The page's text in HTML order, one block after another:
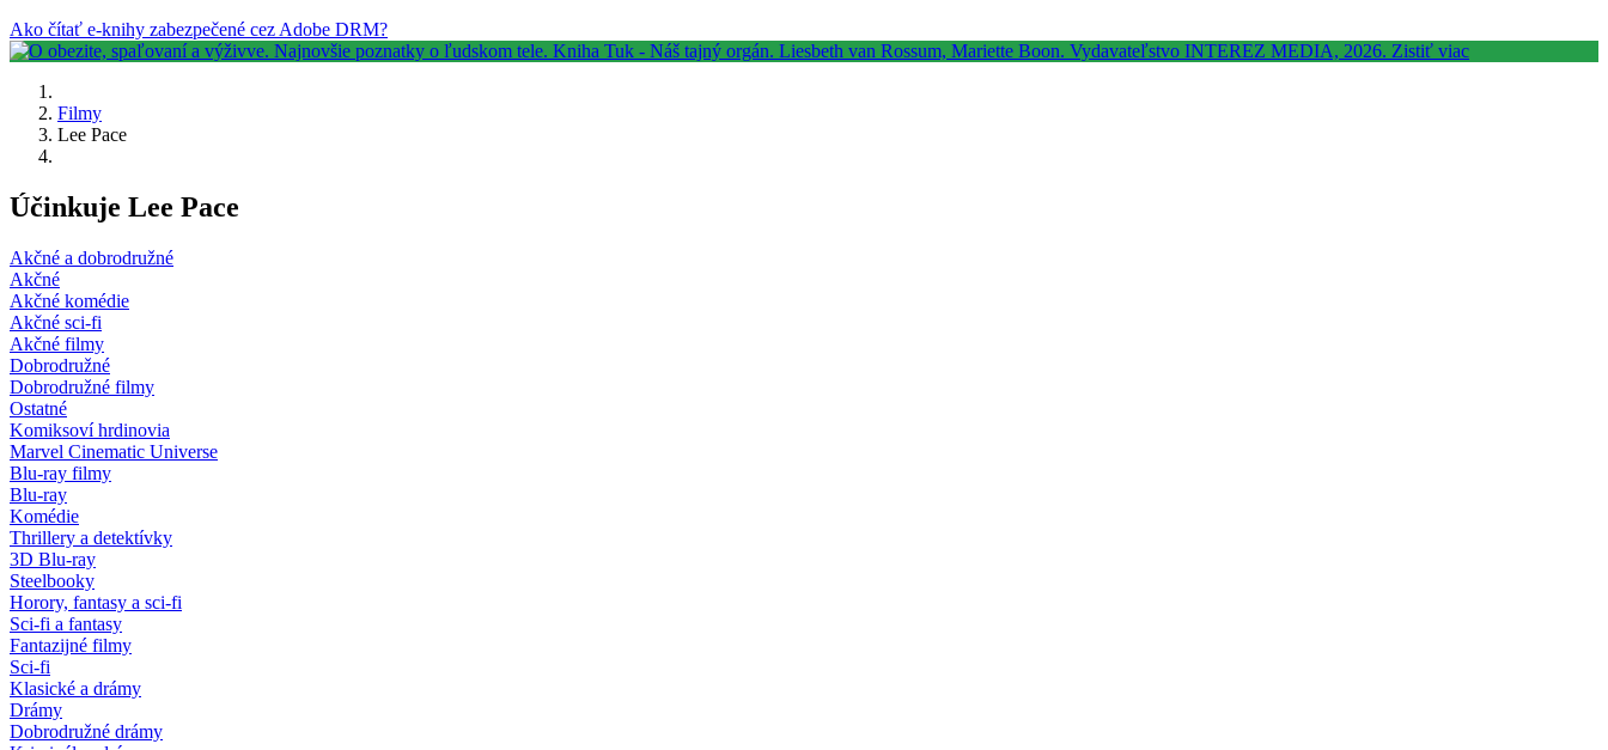
Ako čítať e-knihy zabezpečené cez Adobe DRM?
Filmy
Lee Pace
Účinkuje Lee Pace
Akčné a dobrodružné
Akčné
Akčné komédie
Akčné sci-fi
Akčné filmy
Dobrodružné
Dobrodružné filmy
Ostatné
Komiksoví hrdinovia
Marvel Cinematic Universe
Blu-ray filmy
Blu-ray
Komédie
Thrillery a detektívky
3D Blu-ray
Steelbooky
Horory, fantasy a sci-fi
Sci-fi a fantasy
Fantazijné filmy
Sci-fi
Klasické a drámy
Drámy
Dobrodružné drámy